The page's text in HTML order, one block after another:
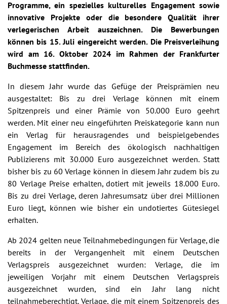
Programme, ein spezielles kulturelles Engagement sowie
innovative Projekte oder die besondere Qualität ihrer
verlegerischen Arbeit auszeichnen. Die Bewerbungen
können bis 15. Juli eingereicht werden. Die Preisverleihung
wird am 16. Oktober 2024 im Rahmen der Frankfurter
Buchmesse stattfinden.
In diesem Jahr wurde das Gefüge der Preisprämien neu
ausgestaltet: Bis zu drei Verlage können mit einem
Spitzenpreis und einer Prämie von 50.000 Euro geehrt
werden. Mit einer neu eingeführten Preiskategorie kann nun
ein Verlag für herausragendes und beispielgebendes
Engagement im Bereich des ökologisch nachhaltigen
Publizierens mit 30.000 Euro ausgezeichnet werden. Statt
bisher bis zu 60 Verlage können in diesem Jahr zudem bis zu
80 Verlage Preise erhalten, dotiert mit jeweils 18.000 Euro.
Bis zu drei Verlage, deren Jahresumsatz über drei Millionen
Euro liegt, können wie bisher ein undotiertes Gütesiegel
erhalten.
Ab 2024 gelten neue Teilnahmebedingungen für Verlage, die
bereits in der Vergangenheit mit einem Deutschen
Verlagspreis ausgezeichnet wurden: Verlage, die im
jeweiligen Vorjahr mit einem Deutschen Verlagspreis
ausgezeichnet wurden, sind ein Jahr lang nicht
teilnahmeberechtigt. Verlage, die mit einem Spitzenpreis des